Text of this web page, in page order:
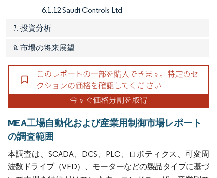
6.1.12 Saudi Controls Ltd
7. 投資分析
8. 市場の将来展望
MEA工場自動化および産業用制御市場レポート
の調査範囲
本調査は、SCADA、DCS、PLC、ロボティクス、可変周
波数ドライブ（VFD）、モーターなどの製品タイプに基づ